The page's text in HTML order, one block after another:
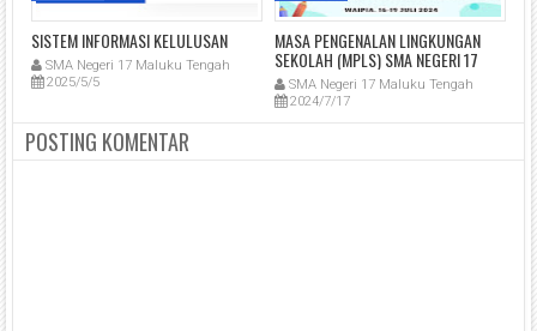
SISTEM INFORMASI KELULUSAN
SMA Negeri 17 Maluku Tengah
2025/5/5
MASA PENGENALAN LINGKUNGAN
SEKOLAH (MPLS) SMA NEGERI 17
MALUKU TENGAH TAHUN PELAJARAN
2024/2025
SMA Negeri 17 Maluku Tengah
2024/7/17
POSTING KOMENTAR